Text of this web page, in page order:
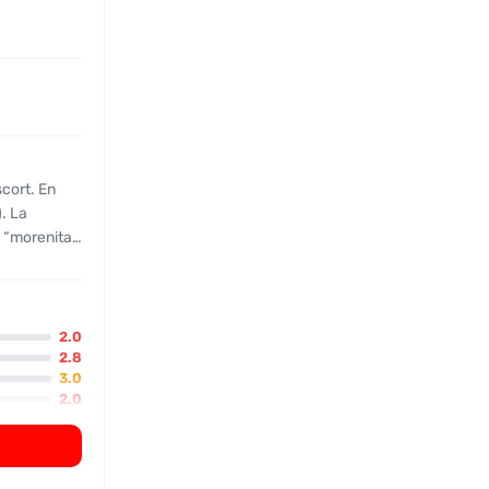
En
La
los
a la
o
el resto
un punto
en la
2.0
2.8
3.0
2.0